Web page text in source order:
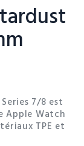
7/8 est
Apple Watch
TPE et
une